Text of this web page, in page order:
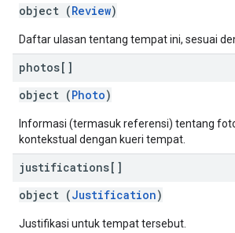
object (Review)
Daftar ulasan tentang tempat ini, sesuai
photos[]
object (Photo)
Informasi (termasuk referensi) tentang
kontekstual dengan kueri tempat.
justifications[]
object (Justification)
Justifikasi untuk tempat tersebut.